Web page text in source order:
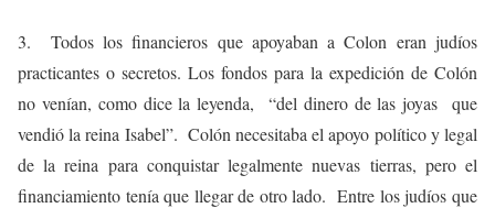
3. Todos los financieros que apoyaban a Colon eran judíos
practicantes o secretos. Los fondos para la expedición de Colón
no venían, como dice la leyenda, “del dinero de las joyas que
vendió la reina Isabel”. Colón necesitaba el apoyo político y legal
de la reina para conquistar legalmente nuevas tierras, pero el
financiamiento tenía que llegar de otro lado. Entre los judíos que